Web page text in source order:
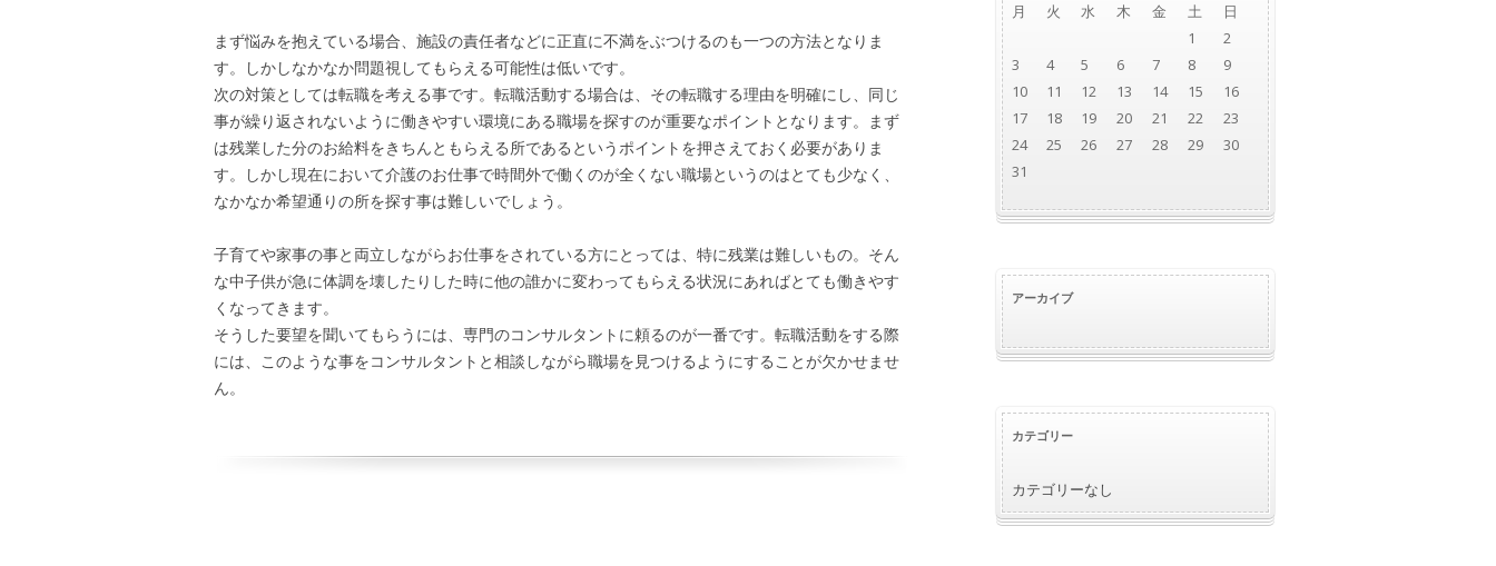
まず悩みを抱えている場合、施設の責任者などに正直に不満をぶつけるのも一つの方法となりま
す。しかしなかなか問題視してもらえる可能性は低いです。
次の対策としては転職を考える事です。転職活動する場合は、その転職する理由を明確にし、同じ
事が繰り返されないように働きやすい環境にある職場を探すのが重要なポイントとなります。まず
は残業した分のお給料をきちんともらえる所であるというポイントを押さえておく必要がありま
す。しかし現在において介護のお仕事で時間外で働くのが全くない職場というのはとても少なく、
なかなか希望通りの所を探す事は難しいでしょう。
子育てや家事の事と両立しながらお仕事をされている方にとっては、特に残業は難しいもの。そん
な中子供が急に体調を壊したりした時に他の誰かに変わってもらえる状況にあればとても働きやす
くなってきます。
そうした要望を聞いてもらうには、専門のコンサルタントに頼るのが一番です。転職活動をする際
には、このような事をコンサルタントと相談しながら職場を見つけるようにすることが欠かせませ
ん。
月
火 水 木 金 土
日
1
2
3
4 5 6 7 8
9
10
11 12 13 14 15
16
17
18 19 20 21 22
23
24
25 26 27 28 29
30
31
アーカイブ
カテゴリー
カテゴリーなし